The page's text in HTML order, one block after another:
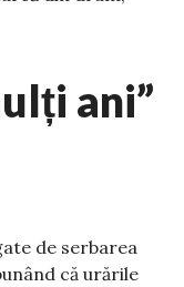
ani”
de serbarea
că urările